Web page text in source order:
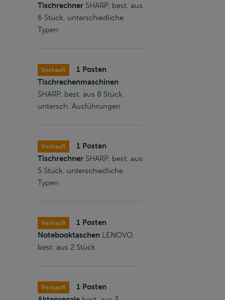
Tischrechner SHARP, best. aus
6 Stück, unterschiedliche
Typen
Verkauft
1 Posten
Tischrechenmaschinen
SHARP, best. aus 8 Stück,
untersch. Ausführungen
Verkauft
1 Posten
Tischrechner SHARP, best. aus
5 Stück, unterschiedliche
Typen
Verkauft
1 Posten
Notebooktaschen LENOVO,
best. aus 2 Stück
Verkauft
1 Posten